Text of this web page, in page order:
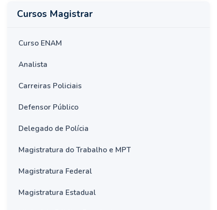
Cursos Magistrar
Curso ENAM
Analista
Carreiras Policiais
Defensor Público
Delegado de Polícia
Magistratura do Trabalho e MPT
Magistratura Federal
Magistratura Estadual